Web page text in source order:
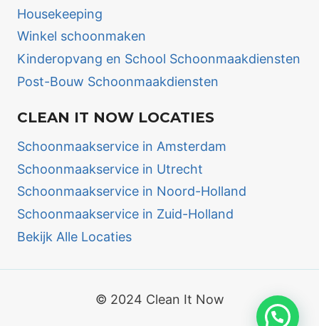
Housekeeping
Winkel schoonmaken
Kinderopvang en School Schoonmaakdiensten
Post-Bouw Schoonmaakdiensten
CLEAN IT NOW LOCATIES
Schoonmaakservice in Amsterdam
Schoonmaakservice in Utrecht
Schoonmaakservice in Noord-Holland
Schoonmaakservice in Zuid-Holland
Bekijk Alle Locaties
© 2024 Clean It Now